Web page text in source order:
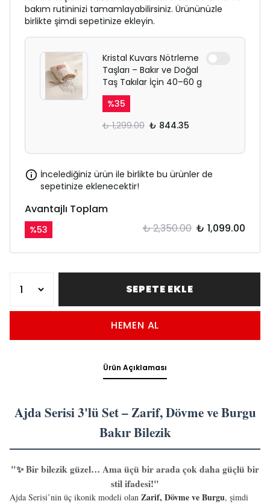
bakım rutininizi tamamlayabilirsiniz. Ürününüzle
birlikte şimdi sepetinize ekleyin.
Kristal Kuvars Nötrleme
Taşları – Bakır ve Doğal
Taş Takılar İçin 40–60 g
%35
₺ 1,299.00 ₺ 844.35
İncelediğiniz ürün ile birlikte bu ürünler de
sepetinize eklenecektir!
Avantajlı Toplam
%53 ₺ 2,350.00 ₺ 1,099.00
SEPETE EKLE
HEMEN AL
Ürün Açıklaması
Ajda Serisi 3'lü Set – Zarif, Dövme ve Burgu
Bakır Bilezik
"✨ Bir bilezik güzel… Ama üçü bir arada çok daha güçlü bir
stil ifadesi!"
Ajda Serisi’nin üç ikonik modeli olan Zarif, Dövme ve Burgu, şimdi